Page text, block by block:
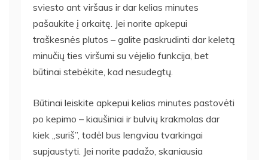
sviesto ant viršaus ir dar kelias minutes
pašaukite į orkaitę. Jei norite apkepui
traškesnės plutos – galite paskrudinti dar keletą
minučių ties viršumi su vėjelio funkcija, bet
būtinai stebėkite, kad nesudegtų.
Būtinai leiskite apkepui kelias minutes pastovėti
po kepimo – kiaušiniai ir bulvių krakmolas dar
kiek „suriš”, todėl bus lengviau tvarkingai
supjaustyti. Jei norite padažo, skaniausia